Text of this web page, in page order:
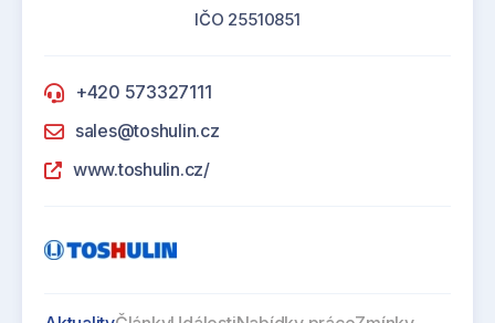
IČO 25510851
+420 573327111
sales@toshulin.cz
www.toshulin.cz/